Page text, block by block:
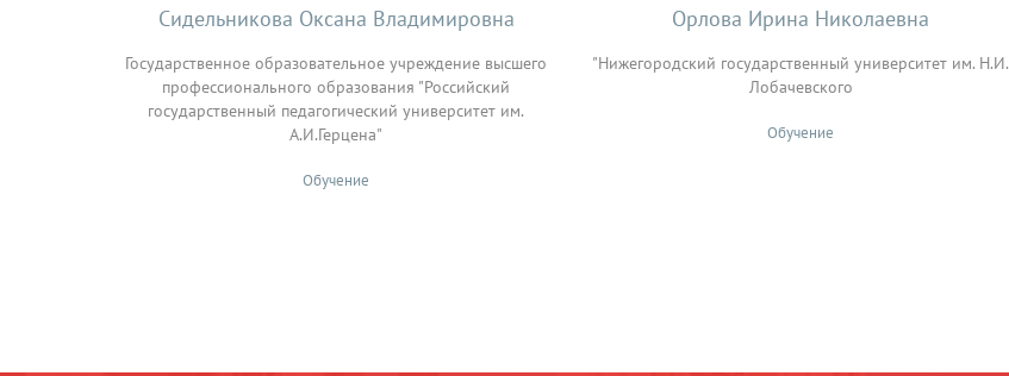
Сидельникова Оксана Владимировна
Государственное образовательное учреждение высшего
профессионального образования "Российский
государственный педагогический университет им.
А.И.Герцена"
Обучение
Орлова Ирина Николаевна
"Нижегородский государственный университет им. Н.И.
Лобачевского
Обучение